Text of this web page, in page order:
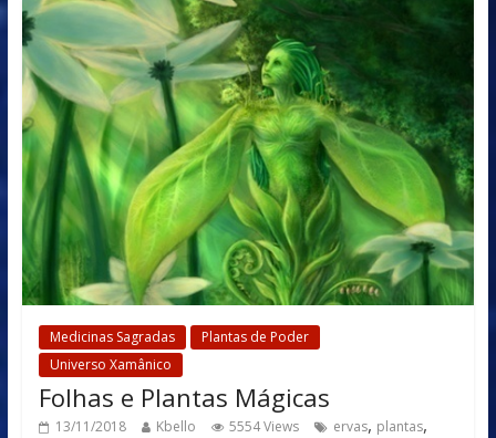
Medicinas Sagradas
Plantas de Poder
Universo Xamânico
Folhas e Plantas Mágicas
13/11/2018 Kbello 5554 Views ervas, plantas,